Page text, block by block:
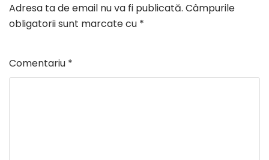
Adresa ta de email nu va fi publicată. Câmpurile
obligatorii sunt marcate cu *
Comentariu *